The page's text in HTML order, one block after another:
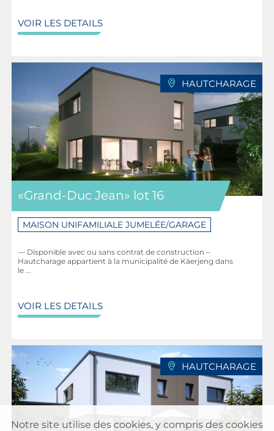
VOIR LES DETAILS
HAUTCHARAGE
«Grand-Duc Jean» lot 16
MAISON UNIFAMILIALE JUMELÉE/GARAGE
— Disponible avec ou sans contrat de construction –
Hautcharage appartient à la municipalité de Käerjeng dans
le ...
VOIR LES DETAILS
HAUTCHARAGE
Notre site utilise des cookies, y compris des cookies